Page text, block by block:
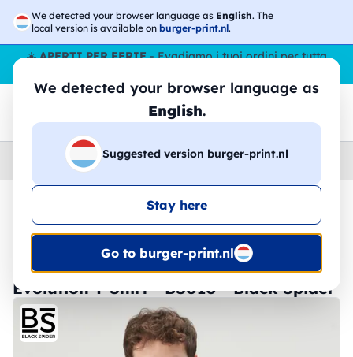
We detected your browser language as English. The
local version is available on burger-print.nl.
We detected your browser language as
English.
Suggested version burger-print.nl
Stay here
Go to burger-print.nl
☀️APERTI PER FERIE- Evadiamo i tuoi ordini per tutta
Magliette › Uomo
🔥 -30% Stampa DTF
Evolution T-Shirt - BS010 - Black Spider